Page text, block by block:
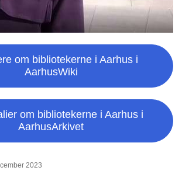
om bibliotekerne i Aarhus i
AarhusWiki
om bibliotekerne i Aarhus i
AarhusArkivet
2023